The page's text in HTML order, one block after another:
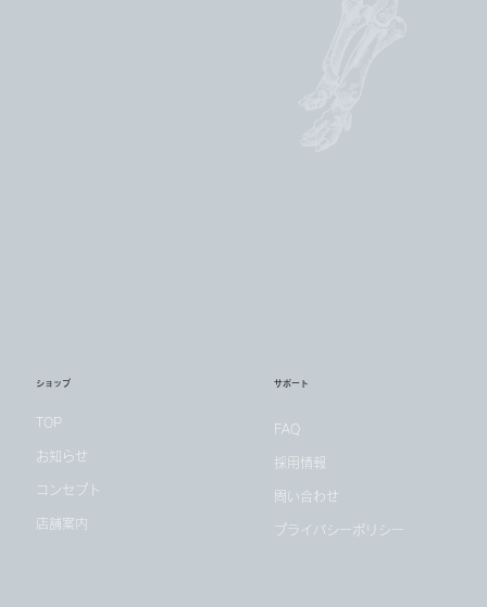
サポート
FAQ
採用情報
問い合わせ
プライバシーポリシー
ショップ
TOP
お知らせ
コンセプト
店舗案内